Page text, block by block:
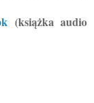
(książka audio